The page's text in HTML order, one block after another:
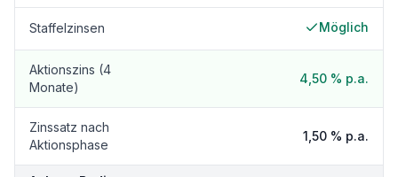
Staffelzinsen Möglich
Aktionszins (4
Monate)
4,50 % p.a.
Zinssatz nach
Aktionsphase
1,50 % p.a.